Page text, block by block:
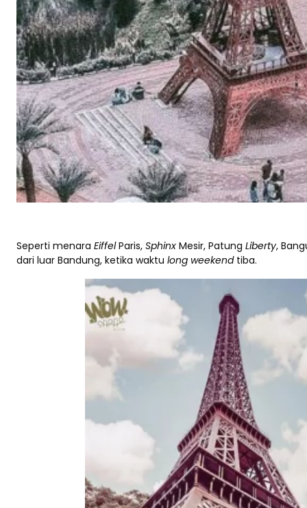
Seperti menara EiffelParis, Sphinx Mesir, Patung Liberty,
dari luar Bandung, ketika waktu long weekend tiba.